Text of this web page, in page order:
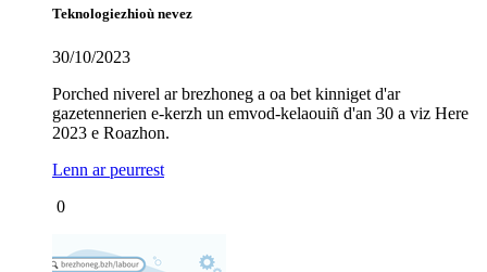
Teknologiezhioù nevez
30/10/2023
Porched niverel ar brezhoneg a oa bet kinniget d'ar
gazetennerien e-kerzh un emvod-kelaouiñ d'an 30 a viz Here
2023 e Roazhon.
Lenn ar peurrest
0